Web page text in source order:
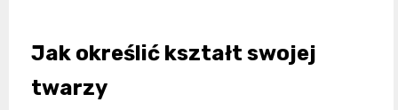
Jak określić kształt swojej
twarzy